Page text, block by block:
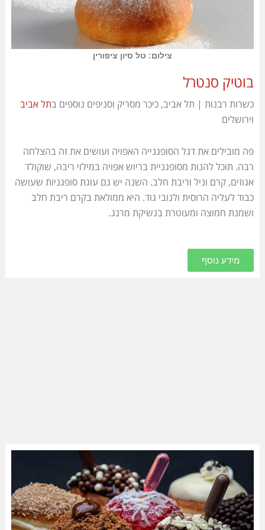
צילום: טל סיון ציפורין
בוטיק סנטרל
כשרות רבנות | תל אביב, כיכר מסריק וסניפים נוספים בתל אביב
וירושלים
פה מובילים את דגל הסופגנייה האפויה ועושים את זה בהצלחה
רבה. תוכל להנות מסופגניית בריוש אפויה במילוי ריבה, שוקולד
אגוזים, קרם וניל וריבת חלב. השנה יש גם עוגת סופגניות שעושה
כבוד לעליה הרוסית ולנובי גוד. היא ממולאת בקרם ריבת חלב
ושמנת חמוצה ומעוטרת בנשיקת מרנג.
מידע נוסף